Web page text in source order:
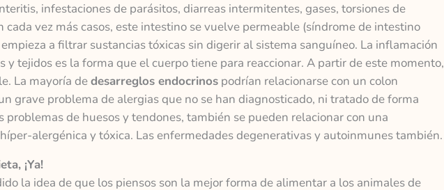
infestaciones de parásitos, diarreas intermitentes, gases, torsiones de
cada vez más casos, este intestino se vuelve permeable (síndrome de intestino
a filtrar sustancias tóxicas sin digerir al sistema sanguíneo. La inflamación
y tejidos es la forma que el cuerpo tiene para reaccionar. A partir de este momento,
La mayoría dedesarreglos endocrinospodrían relacionarse con un colon
grave problema de alergias que no se han diagnosticado, ni tratado de forma
problemas de huesos y tendones, también se pueden relacionar con una
alergénica y tóxica. Las enfermedades degenerativas y autoinmunes también.
¡Ya!
la idea de que los piensos son la mejor forma de alimentar a los animales de